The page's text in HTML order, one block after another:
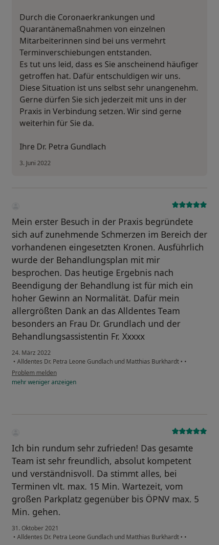
Durch die Coronaerkrankungen und
Quarantänemaßnahmen von einzelnen
Mitarbeiterinnen sind bei uns vermehrt
Terminverschiebungen entstanden.
Es tut uns leid, dass es Sie anscheinend häufiger
getroffen hat. Dafür entschuldigen wir uns.
Diese Situation ist uns selbst sehr unangenehm.
Gerne dürfen Sie sich jederzeit mit uns in der
Praxis in Verbindung setzen. Wir sind gerne
weiterhin für Sie da.
Ihre Dr. Petra Gundlach
3. Juni 2022
Mein erster Besuch in der Praxis begründete
sich auf zunehmende Schmerzen im Bereich der
vorhandenen eingesetzten Kronen. Ausführlich
wurde der Behandlungsplan mit mir
besprochen. Das heutige Ergebnis nach
Beendigung der Behandlung ist für mich ein
hoher Gewinn an Normalität. Dafür mein
allergrößten Dank an das Alldentes Team
besonders an Frau Dr. Grundlach und der
Behandlungsassistentin Fr. Xxxxx
24. März 2022
• Alldentes Dr. Petra Leone Gundlach und Matthias Burkhardt • •
Problem melden
mehrwenigeranzeigen
Ich bin rundum sehr zufrieden! Das gesamte
Team ist sehr freundlich, absolut kompetent
und verständnisvoll. Da stimmt alles, bei
Terminen vlt. max. 15 Min. Wartezeit, vom
großen Parkplatz gegenüber bis ÖPNV max. 5
Min. gehen.
31. Oktober 2021
• Alldentes Dr. Petra Leone Gundlach und Matthias Burkhardt • •